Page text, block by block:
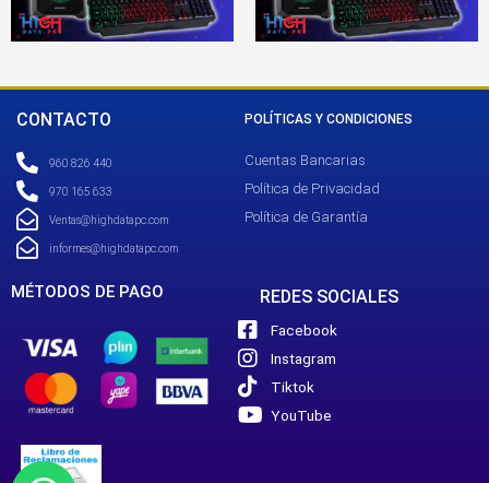
CONTACTO
960 826 440
970 165 633
Ventas@highdatapc.com
informes@highdatapc.com
POLÍTICAS Y CONDICIONES
Cuentas Bancarias
Política de Privacidad
Política de Garantía
MÉTODOS DE PAGO REDES SOCIALES
Facebook
Instagram
Tiktok
YouTube